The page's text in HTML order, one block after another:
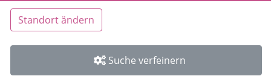
Standort ändern
Suche verfeinern